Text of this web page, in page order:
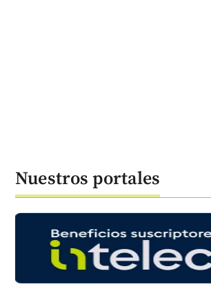
Nuestros portales